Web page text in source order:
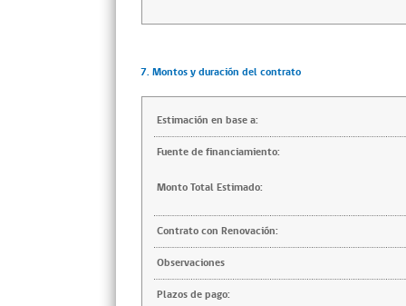
7. Montos y duración del contrato
Estimación en base a:
Fuente de financiamiento:
Monto Total Estimado:
Contrato con Renovación:
Observaciones
Plazos de pago: